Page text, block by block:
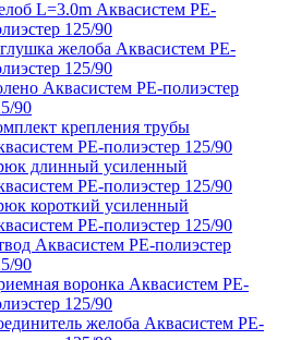
L=3.0m Аквасистем PE-
125/90
желоба Аквасистем PE-
125/90
Аквасистем PE-полиэстер
90
крепления трубы
PE-полиэстер 125/90
длинный усиленный
PE-полиэстер 125/90
короткий усиленный
PE-полиэстер 125/90
Аквасистем РЕ-полиэстер
90
воронка Аквасистем PE-
125/90
желоба Аквасистем PE-